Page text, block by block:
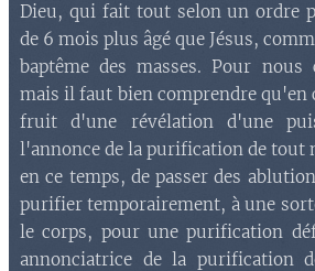
Dieu, qui fait tout selon un ordre
de 6 mois plus âgé que Jésus,
baptême des masses. Pour nous
mais il faut bien comprendre qu'en
fruit d'une révélation d'une
l'annonce de la purification de tout
en ce temps, de passer des
purifier temporairement, à une
le corps, pour une purification
annonciatrice de la purification